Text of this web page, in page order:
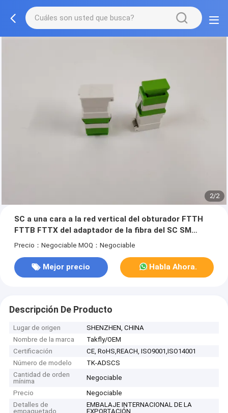
2/2
SC a una cara a la red vertical del obturador FTTH
FTTB FTTX del adaptador de la fibra del SC SM
milímetro
Precio：Negociable MOQ：Negociable
Mejor precio Habla Ahora.
Descripción De Producto
Lugar de origen
SHENZHEN, CHINA
Nombre de la marca
Takfly/OEM
Certificación
CE, RoHS,REACH, ISO9001,ISO14001
Número de modelo
TK-ADSCS
Cantidad de orden
mínima
Negociable
Precio
Negociable
Detalles de
empaquetado
EMBALAJE INTERNACIONAL DE LA
EXPORTACIÓN